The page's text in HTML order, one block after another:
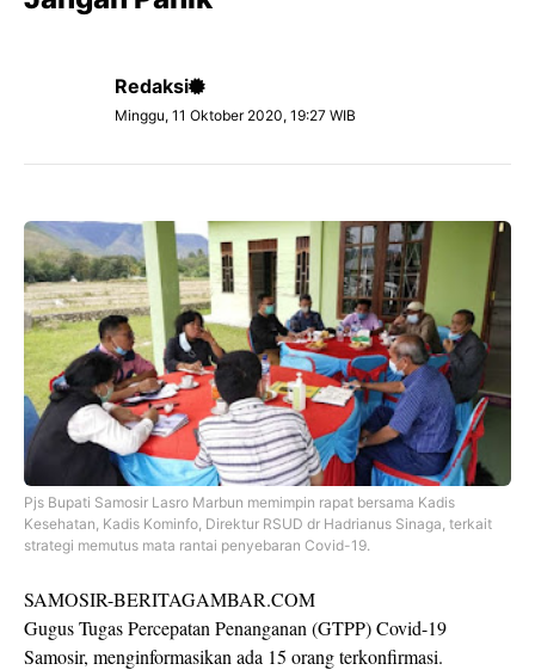
Redaksi
Minggu, 11 Oktober 2020, 19:27 WIB
Pjs Bupati Samosir Lasro Marbun memimpin rapat bersama Kadis
Kesehatan, Kadis Kominfo, Direktur RSUD dr Hadrianus Sinaga, terkait
strategi memutus mata rantai penyebaran Covid-19.
SAMOSIR-BERITAGAMBAR.COM
Gugus Tugas Percepatan Penanganan (GTPP) Covid-19
Samosir, menginformasikan ada 15 orang terkonfirmasi.